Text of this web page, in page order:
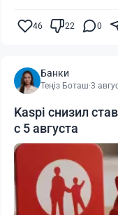
46 22 0
Банки
Теңіз Боташ·3
Kaspi снизил
с 5 августа